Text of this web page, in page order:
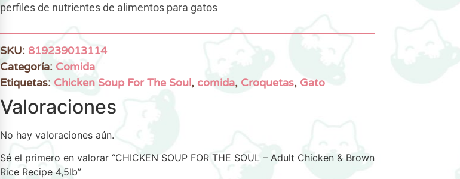
perfiles de nutrientes de alimentos para gatos
SKU: 819239013114
Categoría: Comida
Etiquetas: Chicken Soup For The Soul, comida, Croquetas, Gato
Valoraciones
No hay valoraciones aún.
Sé el primero en valorar “CHICKEN SOUP FOR THE SOUL – Adult Chicken & Brown
Rice Recipe 4,5lb”